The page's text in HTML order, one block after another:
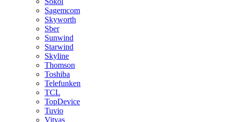
Sagemcom
Skyworth
Sber
Sunwind
Starwind
Skyline
Thomson
Toshiba
Telefunken
TCL
TopDevice
Tuvio
Vityas